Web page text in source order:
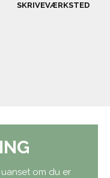
SKRIVEVÆRKSTED
om du er